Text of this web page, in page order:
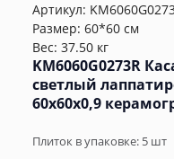
Артикул:
Размер: 60*60 см
Вес: 37.50 кг
KM6060G0273R
светлый
60x60x0,9
Плиток в упаковке: 5 шт